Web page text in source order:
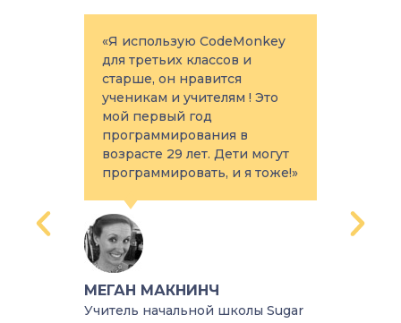
«Я использую CodeMonkey
для третьих классов и
старше, он нравится
ученикам и учителям ! Это
мой первый год
программирования в
возрасте 29 лет. Дети могут
программировать, и я тоже!»
МЕГАН МАКНИНЧ
Учитель начальной школы Sugar